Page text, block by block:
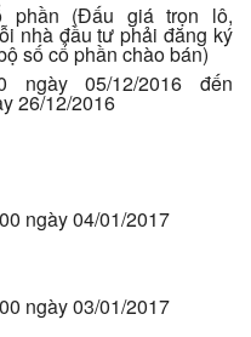
phần (Đấu giá trọn lô,
nhà đầu tư phải đăng ký
số cổ phần chào bán)
ngày 05/12/2016 đến
26/12/2016
ngày 04/01/2017
ngày 03/01/2017